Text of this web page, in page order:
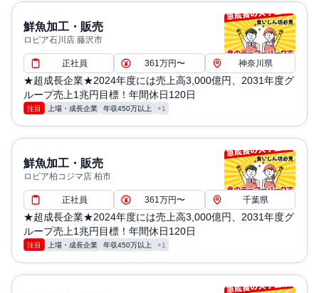
鮮魚加工・販売
ロピア石川店 藤沢市
正社員 361万円〜 神奈川県
★超成長企業★2024年度には売上高3,000億円、2031年度グ
ループ売上1兆円目標！年間休日120日
注目 上場・成長企業 年収450万以上 +1
鮮魚加工・販売
ロピア柏コジマ店 柏市
正社員 361万円〜 千葉県
★超成長企業★2024年度には売上高3,000億円、2031年度グ
ループ売上1兆円目標！年間休日120日
注目 上場・成長企業 年収450万以上 +1